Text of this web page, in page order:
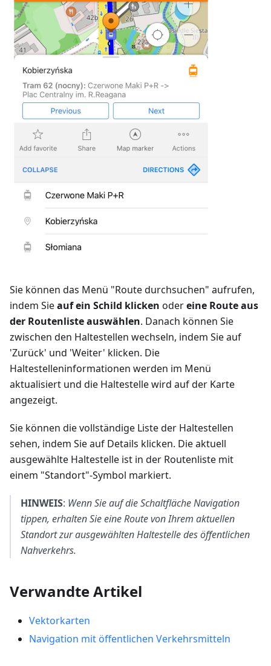
Sie können das Menü "Route durchsuchen" aufrufen,
indem Sieauf ein Schild klicken odereine Route aus
der Routenliste auswählen. Danach können Sie
zwischen den Haltestellen wechseln, indem Sie auf
'Zurück' und 'Weiter' klicken. Die
Haltestelleninformationen werden im Menü
aktualisiert und die Haltestelle wird auf der Karte
angezeigt.
Sie können die vollständige Liste der Haltestellen
sehen, indem Sie auf Details klicken. Die aktuell
ausgewählte Haltestelle ist in der Routenliste mit
einem "Standort"-Symbol markiert.
HINWEIS: Wenn Sie auf die SchaltflächeNavigation
tippen, erhalten Sie eine Route von Ihrem aktuellen
Standort zur ausgewählten Haltestelle des öffentlichen
Nahverkehrs.
Verwandte Artikel
Vektorkarten
Navigation mit öffentlichen Verkehrsmitteln